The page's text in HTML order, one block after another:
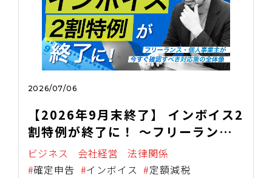
2026/07/06
【2026年9月末終了】 インボイス2
割特例が終了に！ ～フリーラン
ス・個人事業主が今すぐ確認すべき
対応策の全体像～
ビジネス 会社経営
法律関係
確定申告
インボイス
定額減税